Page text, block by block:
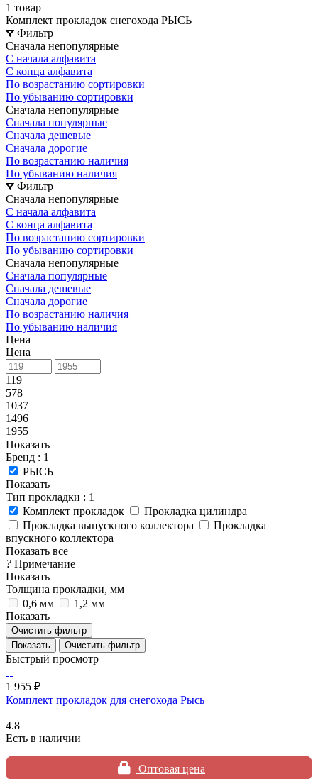
1 товар
Комплект прокладок снегохода РЫСЬ
Фильтр
Сначала непопулярные
С начала алфавита
С конца алфавита
По возрастанию сортировки
По убыванию сортировки
Сначала непопулярные
Сначала популярные
Сначала дешевые
Сначала дорогие
По возрастанию наличия
По убыванию наличия
Фильтр
Сначала непопулярные
С начала алфавита
С конца алфавита
По возрастанию сортировки
По убыванию сортировки
Сначала непопулярные
Сначала популярные
Сначала дешевые
Сначала дорогие
По возрастанию наличия
По убыванию наличия
Цена
Цена
119
578
1037
1496
1955
Показать
Бренд : 1
РЫСЬ
Показать
Тип прокладки : 1
Комплект прокладок
Прокладка цилиндра
Прокладка выпускного коллектора
Прокладка
впускного коллектора
Показать все
? Примечание
Показать
Толщина прокладки, мм
0,6 мм
1,2 мм
Показать
Очистить фильтр
Очистить фильтр
Быстрый просмотр
1 955 ₽
Комплект прокладок для снегохода Рысь
4.8
Есть в наличии
Оптовая цена